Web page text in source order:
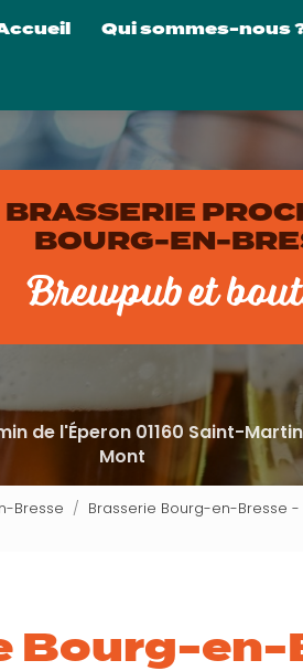
Qui sommes-nous
BRASSERIE
BOURG-EN-
Brewpub et
de l'Éperon 01160 Saint-
Mont
Bresse
Brasserie Bourg-en-Bresse -
Bourg-en-